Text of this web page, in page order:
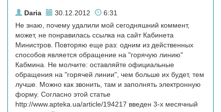
Daria 30.12.2012
6:31
Не знаю, почему удалили мой сегодняшний коммент,
может, не понравилась ссылка на сайт Кабинета
Министров. Повторяю еще раз: одним из действенных
способов является обращение на "горячую линию"
Кабмина. Не молчите: оставляйте официальные
обращения на "горячей линии", чем больше их будет, тем
лучше. Можно как звонить, там и заполнять электронную
форму. Согласно этой статье
http://www.apteka.ua/article/194217 введен 3-х месячный